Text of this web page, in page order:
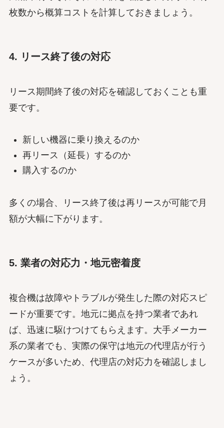
枚数から概算コストを計算しておきましょう。
4. リース終了後の対応
リース期間終了後の対応を確認しておくことも重
要です。
新しい機器に乗り換えるのか
再リース（延長）するのか
購入するのか
多くの場合、リース終了後は再リースが可能で月
額が大幅に下がります。
5. 業者の対応力・地元密着度
複合機は故障やトラブルが発生した際の対応スピ
ードが重要です。地元に拠点を持つ業者であれ
ば、迅速に駆けつけてもらえます。大手メーカー
系の業者でも、実際の保守は地元の代理店が行う
ケースが多いため、代理店の対応力を確認しまし
ょう。